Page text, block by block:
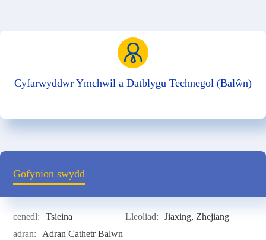
Cyfarwyddwr Ymchwil a Datblygu Technegol (Balŵn)
Gofynion swydd
cenedl: Tsieina Lleoliad:
Jiaxing, Zhejiang
adran:
Adran Cathetr Balwn